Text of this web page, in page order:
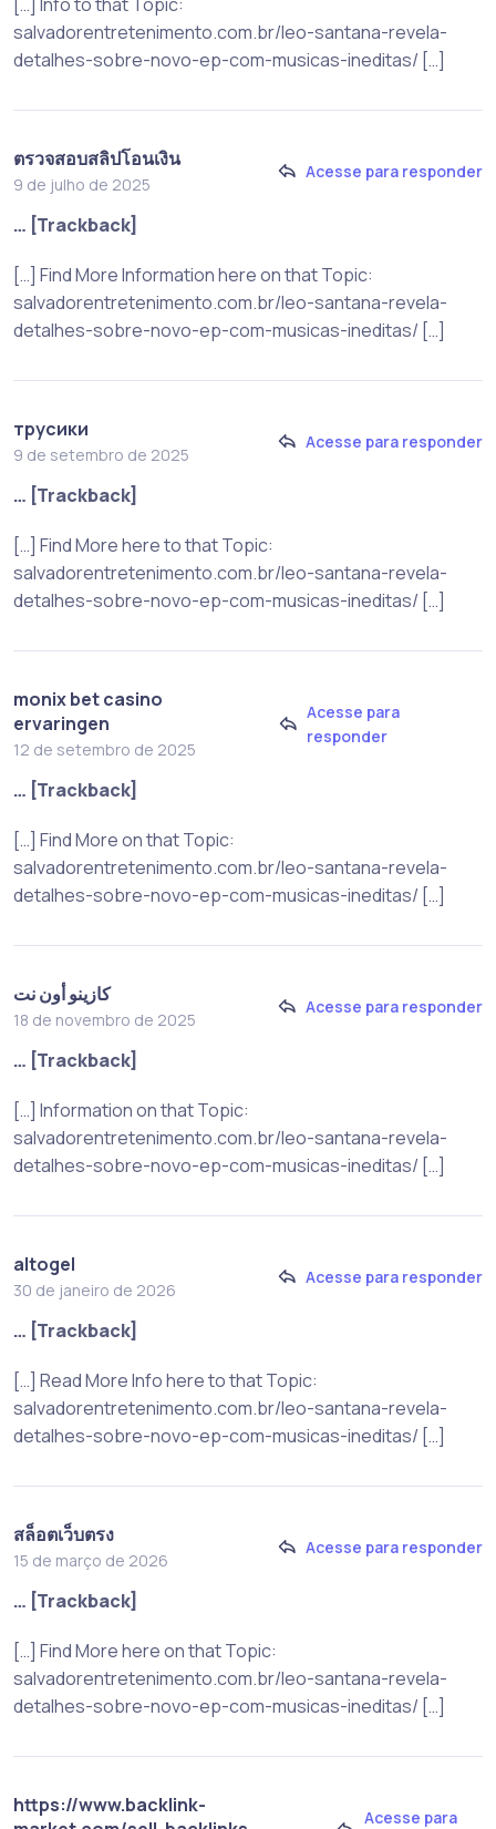
salvadorentretenimento.com.br/leo-santana-revela-
detalhes-sobre-novo-ep-com-musicas-ineditas/ […]
ตรวจสอบสลิปโอนเงิน
9 de julho de 2025
Acesse para responder
… [Trackback]
[…] Find More Information here on that Topic:
salvadorentretenimento.com.br/leo-santana-revela-
detalhes-sobre-novo-ep-com-musicas-ineditas/ […]
трусики
9 de setembro de 2025
Acesse para responder
… [Trackback]
[…] Find More here to that Topic:
salvadorentretenimento.com.br/leo-santana-revela-
detalhes-sobre-novo-ep-com-musicas-ineditas/ […]
monix bet casino
ervaringen
12 de setembro de 2025
Acesse para
responder
… [Trackback]
[…] Find More on that Topic:
salvadorentretenimento.com.br/leo-santana-revela-
detalhes-sobre-novo-ep-com-musicas-ineditas/ […]
كازينو أون نت
18 de novembro de 2025
Acesse para responder
… [Trackback]
[…] Information on that Topic:
salvadorentretenimento.com.br/leo-santana-revela-
detalhes-sobre-novo-ep-com-musicas-ineditas/ […]
altogel
30 de janeiro de 2026
Acesse para responder
… [Trackback]
[…] Read More Info here to that Topic:
salvadorentretenimento.com.br/leo-santana-revela-
detalhes-sobre-novo-ep-com-musicas-ineditas/ […]
สล็อตเว็บตรง
15 de março de 2026
Acesse para responder
… [Trackback]
[…] Find More here on that Topic:
salvadorentretenimento.com.br/leo-santana-revela-
detalhes-sobre-novo-ep-com-musicas-ineditas/ […]
https://www.backlink-
Acesse para